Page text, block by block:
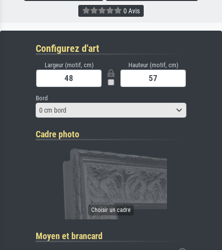
0 Avis
Configurez d'art
Largeur (motif, cm) Hauteur (motif, cm)
Bord
0 cm bord
Cadre photo
Moyen et brancard